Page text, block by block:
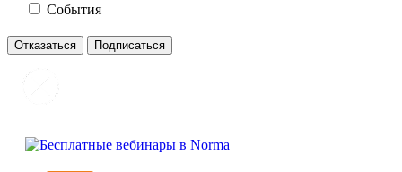
События
Отказаться Подписаться